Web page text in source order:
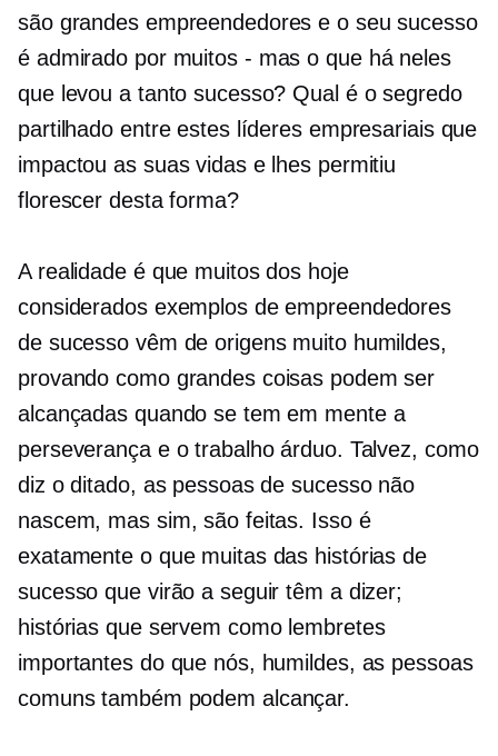
são grandes empreendedores e o seu sucesso
é admirado por muitos - mas o que há neles
que levou a tanto sucesso? Qual é o segredo
partilhado entre estes líderes empresariais que
impactou as suas vidas e lhes permitiu
florescer desta forma?
A realidade é que muitos dos hoje
considerados exemplos de empreendedores
de sucesso vêm de origens muito humildes,
provando como grandes coisas podem ser
alcançadas quando se tem em mente a
perseverança e o trabalho árduo. Talvez, como
diz o ditado, as pessoas de sucesso não
nascem, mas sim, são feitas. Isso é
exatamente o que muitas das histórias de
sucesso que virão a seguir têm a dizer;
histórias que servem como lembretes
importantes do que nós, humildes, as pessoas
comuns também podem alcançar.